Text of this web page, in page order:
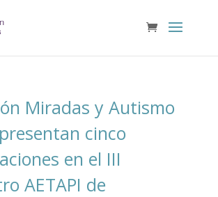
Miradas y Autismo
cinco
en el III
AETAPI de